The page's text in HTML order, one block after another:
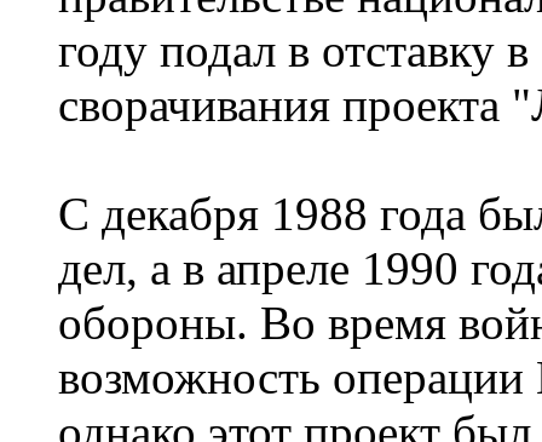
году подал в отставку
сворачивания проекта
С декабря 1988 года
дел, а в апреле 1990
обороны. Во время
возможность
однако этот проект